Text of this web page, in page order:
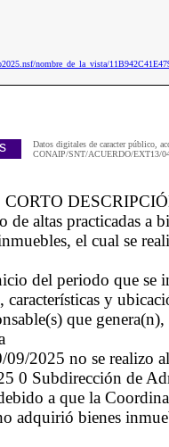
nombre_de_la_vista/
Datos digitales de caracter público,
CONAIP/SNT/ACUERDO/EXT13/
de altas practicadas a
el cual se
del periodo que se
y
que
2025 no se realizo
0 Subdirección de
a que la
adquirió bienes